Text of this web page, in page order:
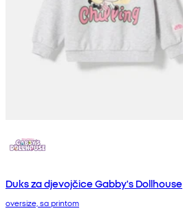
Duks za djevojčice Gabby's Dollhouse
oversize, sa printom